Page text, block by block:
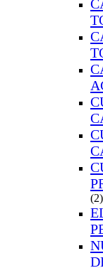
(2)